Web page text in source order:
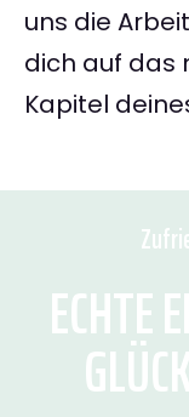
uns die
dich auf das
Kapitel
ECHTE